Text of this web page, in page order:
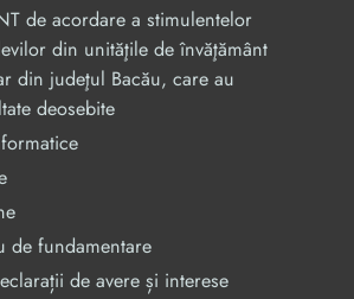
de acordare a stimulentelor
din unităţile de învăţământ
din judeţul Bacău, care au
deosebite
de fundamentare
de avere și interese